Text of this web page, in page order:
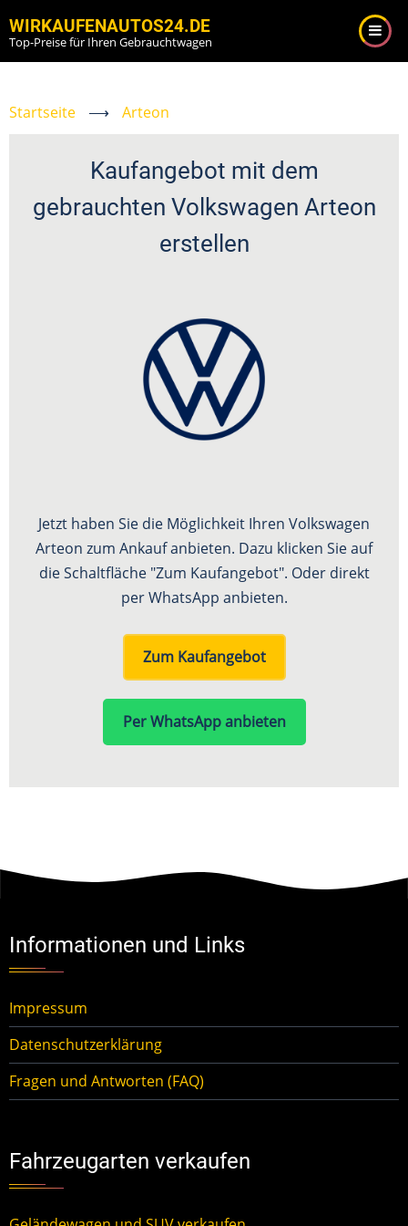
zum
Inhalt
WIRKAUFENAUTOS24.DE
Top-Preise für Ihren Gebrauchtwagen
Startseite ⟶ Arteon
Kaufangebot mit dem
gebrauchten Volkswagen Arteon
erstellen
Jetzt haben Sie die Möglichkeit Ihren Volkswagen
Arteon zum Ankauf anbieten. Dazu klicken Sie auf
die Schaltfläche "Zum Kaufangebot". Oder direkt
per WhatsApp anbieten.
Zum Kaufangebot
Per WhatsApp anbieten
Informationen und Links
Impressum
Datenschutzerklärung
Fragen und Antworten (FAQ)
Fahrzeugarten verkaufen